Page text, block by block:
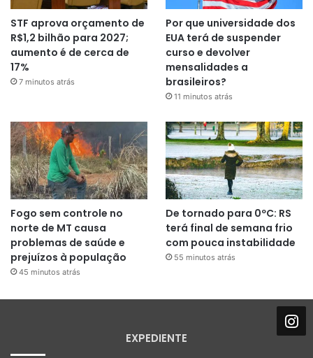
STF aprova orçamento de
R$1,2 bilhão para 2027;
aumento é de cerca de
17%
7 minutos atrás
Por que universidade dos
EUA terá de suspender
curso e devolver
mensalidades a
brasileiros?
11 minutos atrás
Fogo sem controle no
norte de MT causa
problemas de saúde e
prejuízos à população
45 minutos atrás
De tornado para 0ºC: RS
terá final de semana frio
com pouca instabilidade
55 minutos atrás
EXPEDIENTE